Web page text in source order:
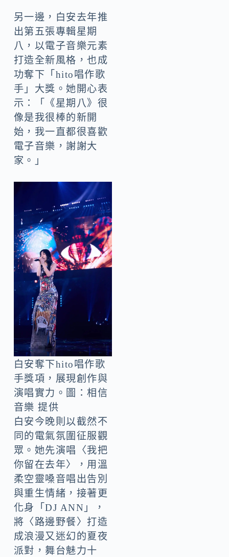
另一邊，白安去年推
出第五張專輯星期
八，以電子音樂元素
打造全新風格，也成
功奪下「hito唱作歌
手」大獎。她開心表
示：「《星期八》很
像是我很棒的新開
始，我一直都很喜歡
電子音樂，謝謝大
家。」
白安奪下hito唱作歌
手獎項，展現創作與
演唱實力。圖：相信
音樂 提供
白安今晚則以截然不
同的電氣氛圍征服觀
眾。她先演唱〈我把
你留在去年〉，用溫
柔空靈嗓音唱出告別
與重生情緒，接著更
化身「DJ ANN」，
將〈路邊野餐〉打造
成浪漫又迷幻的夏夜
派對，舞台魅力十